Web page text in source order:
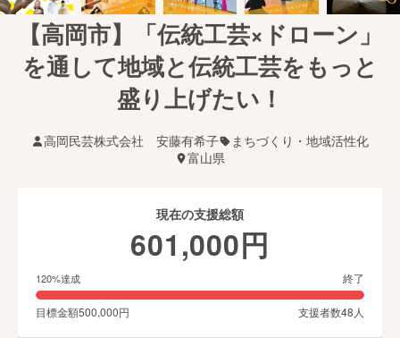
【高岡市】「伝統工芸×ドローン」
を通して地域と伝統工芸をもっと
盛り上げたい！
高岡民芸株式会社 安藤有希子
まちづくり・地域活性化
富山県
現在の支援総額
601,000円
120%達成 終了
目標金額500,000円 支援者数48 人